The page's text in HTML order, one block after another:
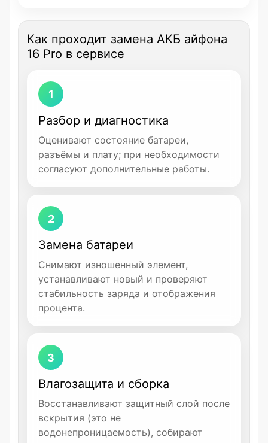
Как проходит замена АКБ айфона
16 Pro в сервисе
1
Разбор и диагностика
Оценивают состояние батареи,
разъёмы и плату; при необходимости
согласуют дополнительные работы.
2
Замена батареи
Снимают изношенный элемент,
устанавливают новый и проверяют
стабильность заряда и отображения
процента.
3
Влагозащита и сборка
Восстанавливают защитный слой после
вскрытия (это не
водонепроницаемость), собирают